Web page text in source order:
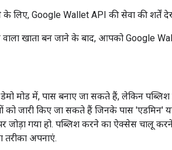
के लिए, Google Wallet API की सेवा की शर्तें
खाता बन जाने के बाद, आपको Google
मोड में, पास बनाए जा सकते हैं, लेकिन
को जारी किए जा सकते हैं जिनके पास 'एडमिन'
जोड़ा गया हो. पब्लिश करने का ऐक्सेस चालू
तरीका अपनाएं.